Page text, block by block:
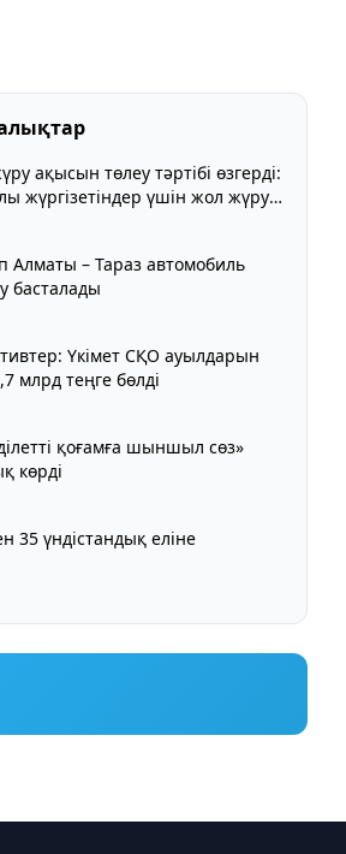
ақысын төлеу тәртібі өзгерді:
жүргізетіндер үшін жол жүру
сақталады
Алматы – Тараз автомобиль
басталады
Үкімет СҚО ауылдарын
млрд теңге бөлді
қоғамға шыншыл сөз»
көрді
үндістандық еліне